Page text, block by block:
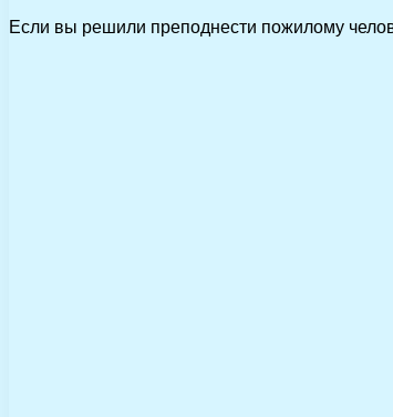
Если вы решили преподнести пожилому